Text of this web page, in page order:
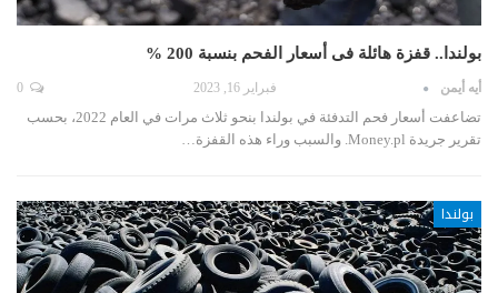
بولندا.. قفزة هائلة فى أسعار الفحم بنسبة 200 %
أيه أيمن فبراير 16, 2023
تضاعفت أسعار فحم التدفئة في بولندا بنحو ثلاث مرات في العام 2022، بحسب
تقرير جريدة Money.pl. والسبب وراء هذه القفزة…
بولندا